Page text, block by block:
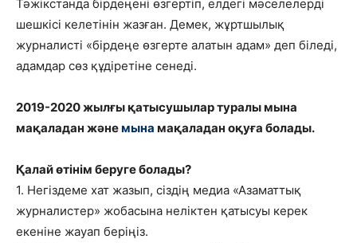
Тәжікстанда бірдеңені өзгертіп, елдегі мәселелерді
шешкісі келетінін жазған. Демек, жұртшылық
журналисті «бірдеңе өзгерте алатын адам» деп біледі,
адамдар сөз құдіретіне сенеді.
2019-2020 жылғы қатысушылар туралы мына
мақаладан жәнемына мақаладан оқуға болады.
Қалай өтінім беруге болады?
1. Негіздеме хат жазып, сіздің медиа «Азаматтық
журналистер» жобасына неліктен қатысуы керек
екеніне жауап беріңіз.